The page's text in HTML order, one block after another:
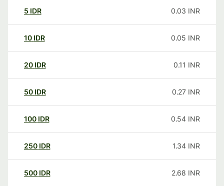
5 IDR 0.03 INR
10 IDR 0.05 INR
20 IDR 0.11 INR
50 IDR 0.27 INR
100 IDR 0.54 INR
250 IDR 1.34 INR
500 IDR 2.68 INR